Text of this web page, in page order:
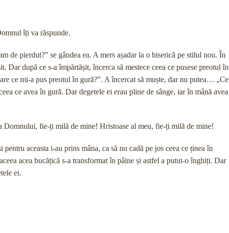
îți va răspunde.
de pierdut?” se gândea ea. A mers așadar la o biserică pe stilul nou. În
Dar după ce s-a împărtășit, încerca să mestece ceea ce pusese preotul în
ce mi-a pus preotul în gură?”. A încercat să muște, dar nu putea… „Ce
ce avea în gură. Dar degetele ei erau pline de sânge, iar în mână avea
fie-ți milă de mine! Hristoase al meu, fie-ți milă de mine!
aceasta i-au prins mâna, ca să nu cadă pe jos ceea ce ținea în
acea bucățică s-a transformat în pâine și astfel a putut-o înghiți. Dar
ei.